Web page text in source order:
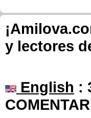
y lectores
English :